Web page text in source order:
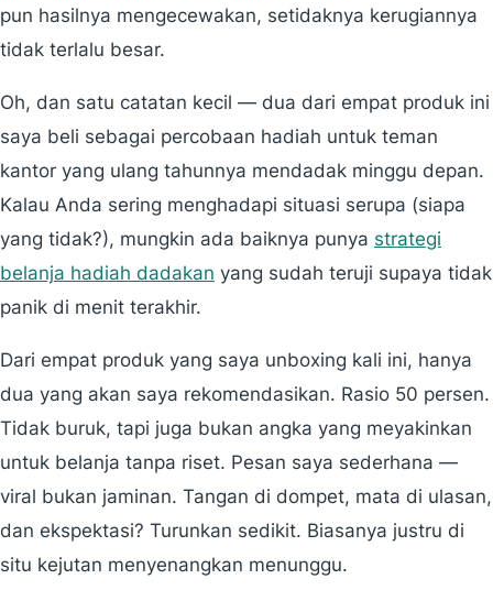
pun hasilnya mengecewakan, setidaknya kerugiannya
tidak terlalu besar.
Oh, dan satu catatan kecil — dua dari empat produk ini
saya beli sebagai percobaan hadiah untuk teman
kantor yang ulang tahunnya mendadak minggu depan.
Kalau Anda sering menghadapi situasi serupa (siapa
yang tidak?), mungkin ada baiknya punya strategi
belanja hadiah dadakan yang sudah teruji supaya tidak
panik di menit terakhir.
Dari empat produk yang saya unboxing kali ini, hanya
dua yang akan saya rekomendasikan. Rasio 50 persen.
Tidak buruk, tapi juga bukan angka yang meyakinkan
untuk belanja tanpa riset. Pesan saya sederhana —
viral bukan jaminan. Tangan di dompet, mata di ulasan,
dan ekspektasi? Turunkan sedikit. Biasanya justru di
situ kejutan menyenangkan menunggu.